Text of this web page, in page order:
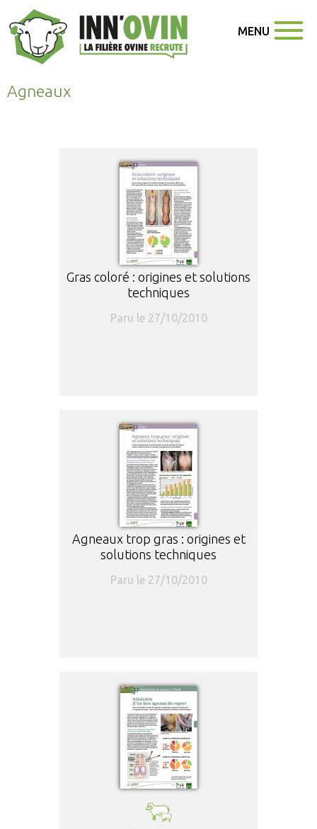
MENU
Agneaux
Gras coloré : origines et solutions
techniques
Paru le 27/10/2010
Agneaux trop gras : origines et
solutions techniques
Paru le 27/10/2010